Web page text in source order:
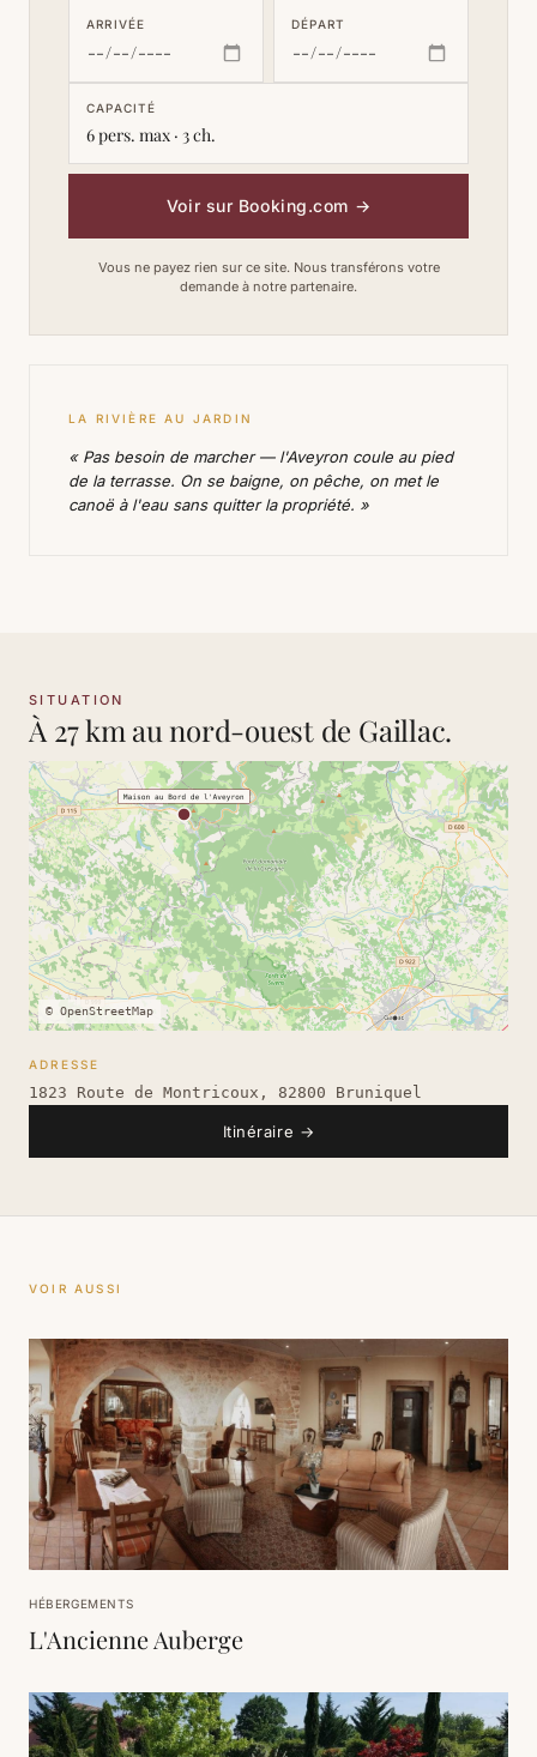
ARRIVÉE DÉPART
CAPACITÉ
6 pers. max · 3 ch.
Voir sur Booking.com →
Vous ne payez rien sur ce site. Nous transférons votre
demande à notre partenaire.
LA RIVIÈRE AU JARDIN
« Pas besoin de marcher — l'Aveyron coule au pied
de la terrasse. On se baigne, on pêche, on met le
canoë à l'eau sans quitter la propriété. »
SITUATION
À 27 km au nord-ouest de Gaillac.
© OpenStreetMap
ADRESSE
1823 Route de Montricoux, 82800 Bruniquel
Itinéraire →
VOIR AUSSI
HÉBERGEMENTS
L'Ancienne Auberge